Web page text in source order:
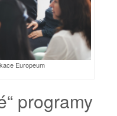
Europeum
programy